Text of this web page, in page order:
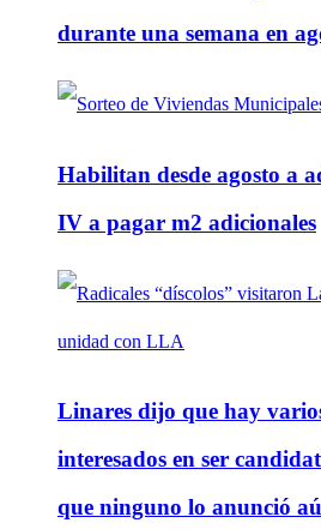
durante una semana en
Habilitan desde agosto a
IV a pagar m2 adicionales
Linares dijo que hay
interesados en ser
que ninguno lo anunció